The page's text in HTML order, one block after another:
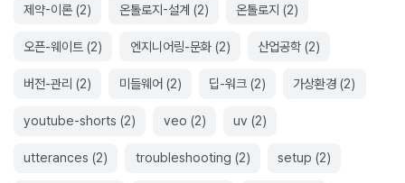
제약-이론 (2) 온톨로지-설계 (2) 온톨로지 (2)
오픈-웨이트 (2) 엔지니어링-문화(2) 산업공학(2)
버전-관리 (2) 미들웨어 (2) 딥-워크(2) 가상환경 (2)
youtube-shorts (2) veo (2) uv (2)
utterances (2) troubleshooting (2) setup (2)